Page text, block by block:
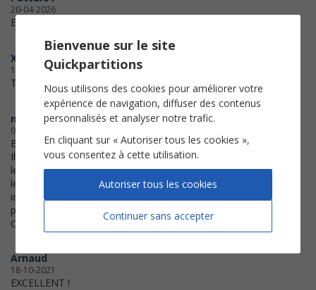
20-04-2026
Excellent service. Très efficace.
Xolebro
12-07-2024
Très satisfait
natcham
09-11-2022
Bonjour,
Il y a des erreurs dans la partition :
les melodies sont différentes dans
les reprises des couplets et non
identiques comme écrites sur votre
partition.
Cordialement
Arnaud
18-10-2021
EXCELLENT !
Bienvenue sur le site
Quickpartitions
Nous utilisons des cookies pour améliorer votre
expérience de navigation, diffuser des contenus
personnalisés et analyser notre trafic.
En cliquant sur « Autoriser tous les cookies »,
vous consentez à cette utilisation.
Continuer sans accepter
Autoriser tous les cookies